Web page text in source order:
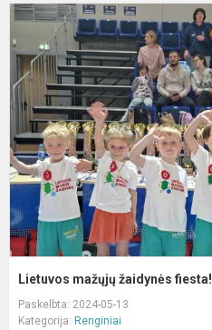
Lietuvos mažųjų žaidynės fiesta!
Paskelbta: 2024-05-13
Kategorija: Renginiai